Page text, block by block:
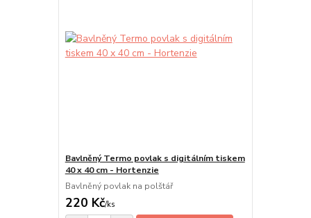
Bavlněný Termo povlak s digitálním tiskem
40 x 40 cm - Hortenzie
Bavlněný povlak na polštář
220 Kč/ks